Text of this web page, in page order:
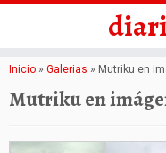
Saltar
al
Inicio » Galerias » Mutriku en
Mutriku en